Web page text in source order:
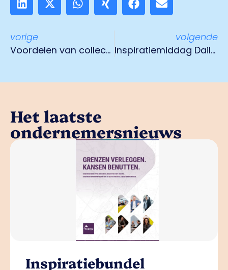
vorige
Voordelen van collectieve camerabewaking
volgende
Inspiratiemiddag Daily Trade Fair
Het laatste
ondernemersnieuws
Inspiratiebundel